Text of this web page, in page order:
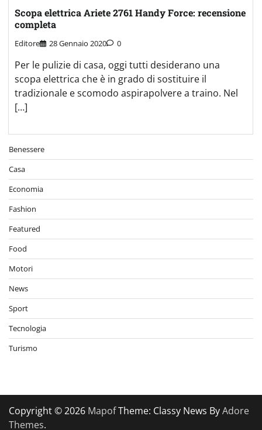
Scopa elettrica Ariete 2761 Handy Force: recensione
completa
Editore 28 Gennaio 2020 0
Per le pulizie di casa, oggi tutti desiderano una
scopa elettrica che è in grado di sostituire il
tradizionale e scomodo aspirapolvere a traino. Nel
[…]
Benessere
Casa
Economia
Fashion
Featured
Food
Motori
News
Sport
Tecnologia
Turismo
Copyright © 2026 MapofTheme: Classy News ByAdore
Themes.